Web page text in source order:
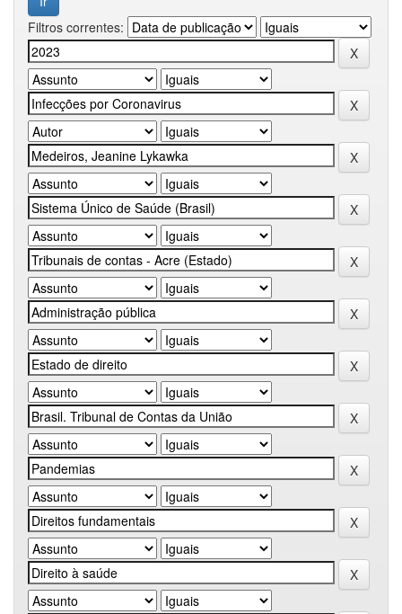
Filtros correntes: